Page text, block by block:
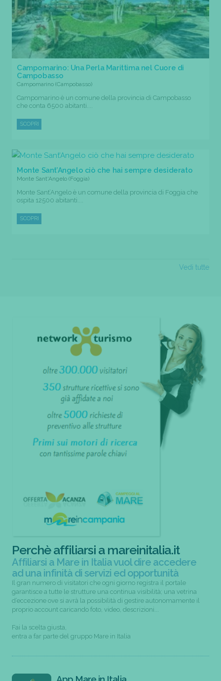
Campomarino: Una Perla Marittima nel Cuore di
Campobasso
Campomarino (Campobasso)
Campomarino è un comune della provincia di Campobasso
che conta 6500 abitanti....
SCOPRI
Monte Sant’Angelo ciò che hai sempre desiderato
Monte Sant'Angelo (Foggia)
Monte Sant’Angelo è un comune della provincia di Foggia che
ospita 12500 abitanti....
SCOPRI
Vedi tutte
Perchè affiliarsi a mareinitalia.it
Affiliarsi a Mare in Italia vuol dire accedere
ad una infinità di servizi ed opportunità
Il gran numero di visitatori che ogni giorno registra il portale
garantisce a tutte le strutture una continua visibilità; una vetrina
d’eccezione ove si avrà la possibilità di gestire autonomamente il
proprio account caricando foto, video, descrizioni...
Fai la scelta giusta,
entra a far parte del gruppo Mare in Italia